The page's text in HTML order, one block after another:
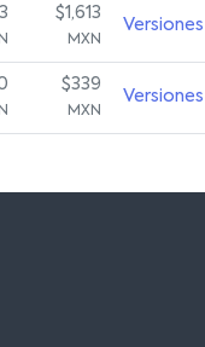
$1,613
MXN
Versiones
$339
MXN
Versiones